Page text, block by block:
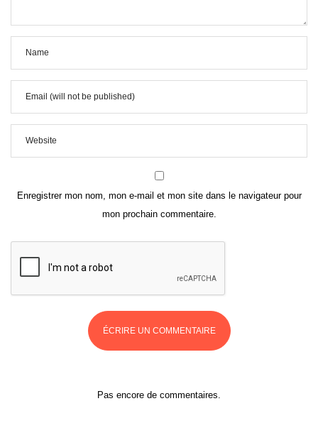
Enregistrer mon nom, mon e-mail et mon site dans le navigateur pour
mon prochain commentaire.
Pas encore de commentaires.